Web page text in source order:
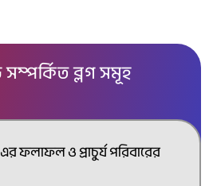
সম্পর্কিত ব্লগ সমূহ
ফলাফল ও প্রাচুর্য পরিবারের